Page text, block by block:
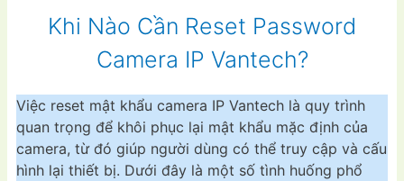
Khi Nào Cần Reset Password
Camera IP Vantech?
Việc reset mật khẩu camera IP Vantech là quy trình
quan trọng để khôi phục lại mật khẩu mặc định của
camera, từ đó giúp người dùng có thể truy cập và cấu
hình lại thiết bị. Dưới đây là một số tình huống phổ